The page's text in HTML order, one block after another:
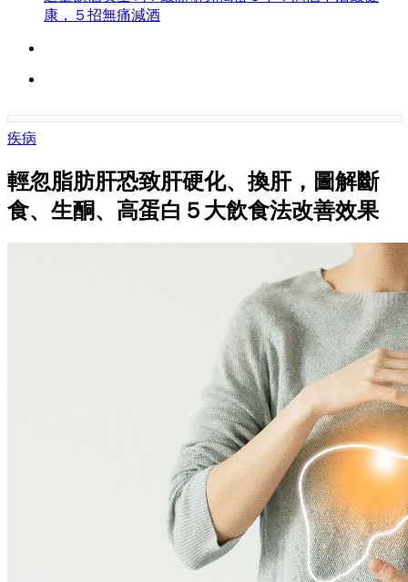
康，５招無痛減酒
疾病
輕忽脂肪肝恐致肝硬化、換肝，圖解斷
食、生酮、高蛋白５大飲食法改善效果